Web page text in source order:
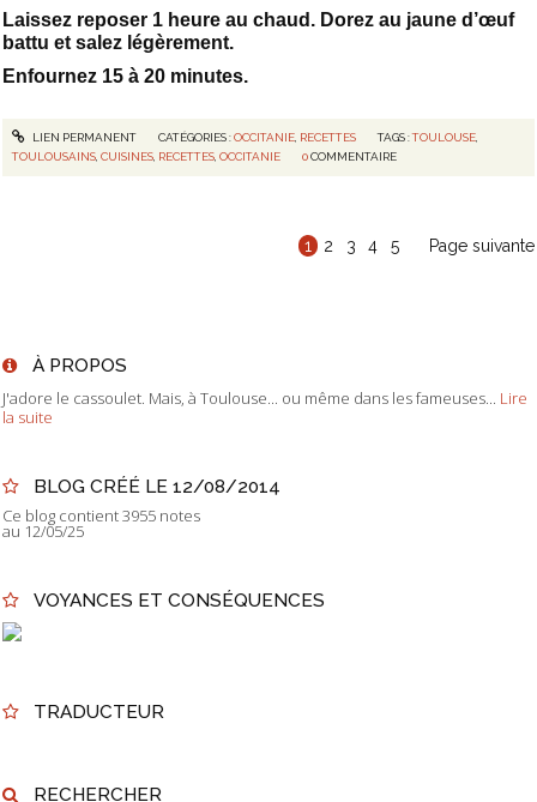
Laissez reposer 1 heure au chaud. Dorez au jaune d’œuf
battu et salez légèrement.
Enfournez 15 à 20 minutes.
LIEN PERMANENT CATÉGORIES :OCCITANIE, RECETTES TAGS :TOULOUSE
TOULOUSAINS ,CUISINES RECETTES ,OCCITANIE 0 COMMENTAIRE
1 2 3 4 5 Page suivante
À PROPOS
J'adore le cassoulet. Mais, à Toulouse... ou même dans les fameuses...
Lire
la suite
BLOG CRÉÉ LE 12/08/2014
Ce blog contient 3955 notes
au 12/05/25
VOYANCES ET CONSÉQUENCES
TRADUCTEUR
RECHERCHER